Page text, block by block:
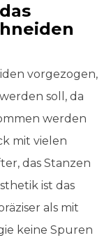
vorgezogen,
soll, da
werden
mit vielen
das Stanzen
ist das
als mit
keine Spuren